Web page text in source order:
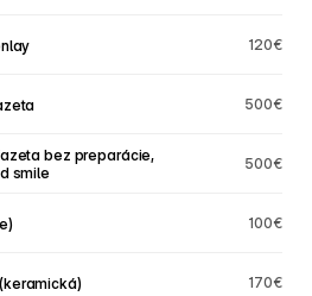
120€
500€
bez preparácie,
smile
500€
100€
170€